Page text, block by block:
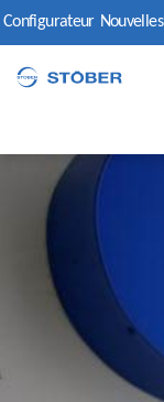
Configurateur Nouvelles